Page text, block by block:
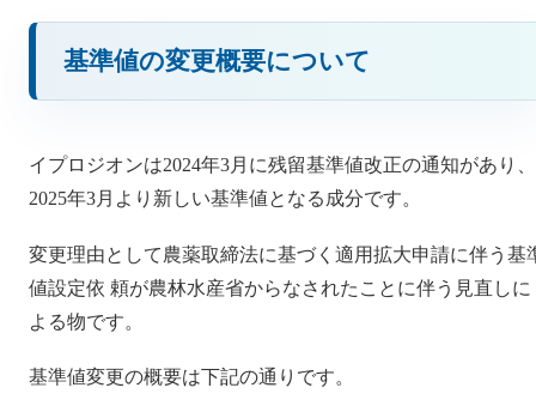
基準値の変更概要について
イプロジオンは2024年3月に残留基準値改正の通知があり、
2025年3月より新しい基準値となる成分です。
変更理由として農薬取締法に基づく適用拡大申請に伴う基
値設定依 頼が農林水産省からなされたことに伴う見直しに
よる物です。
基準値変更の概要は下記の通りです。